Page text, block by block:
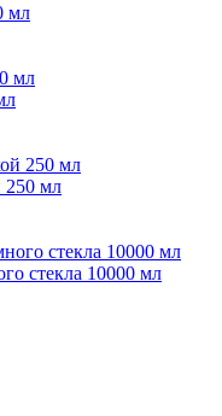
мл
250 мл
стекла 10000 мл